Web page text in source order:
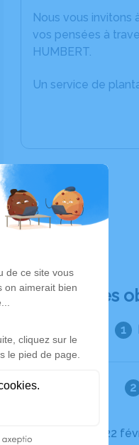
Nous vous invitons
vos pensées à
HUMBERT.
Un service de
Déroulé des
Le mardi 22